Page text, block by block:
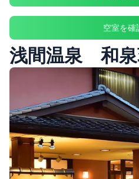
空室を確
浅間温泉 和